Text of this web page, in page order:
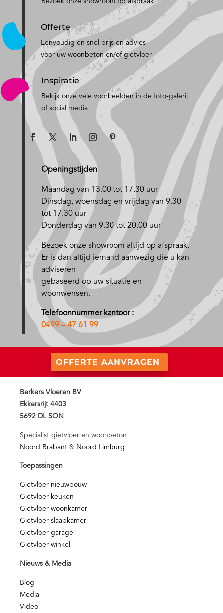
Bezoek onze showroom op afspraak
Offerte
Eenvoudig en snel prijs en advies
voor uw woonbeton en/of gietvloer
Inspiratie
Bekijk onze vele voorbeelden in de foto-galerij
of social media
Openingstijden
Maandag van 13.00 tot 17.30 uur
Dinsdag, woensdag en vrijdag van 9.30
tot 17.30 uur
Donderdag van 9.30 tot 20.00 uur
Bezoek onze showroom altijd op afspraak.
Er is dan altijd iemand aanwezig die u kan
adviseren
gebaseerd op uw situatie en
woonwensen.
Telefoonnummer kantoor :
0499 – 47 61 99
OFFERTE AANVRAGEN
Berkers Vloeren BV
Ekkersrijt 4403
5692 DL SON
Specialist gietvloer en woonbeton
Noord Brabant & Noord Limburg
Toepassingen
Gietvloer nieuwbouw
Gietvloer keuken
Gietvloer woonkamer
Gietvloer slaapkamer
Gietvloer garage
Gietvloer winkel
Nieuws & Media
Blog
Media
Video